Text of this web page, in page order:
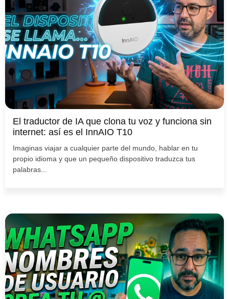
El traductor de IA que clona tu voz y funciona sin
internet: así es el InnAIO T10
Imaginas viajar a cualquier parte del mundo, hablar en tu
propio idioma y que un pequeño dispositivo traduzca tus
palabras...